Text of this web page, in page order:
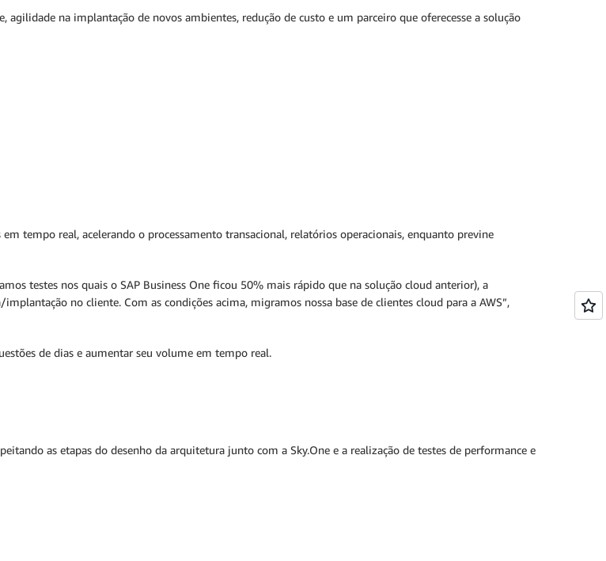
na implantação de novos ambientes, redução de custo e um parceiro que oferecesse a solução
tempo real, acelerando o processamento transacional, relatórios operacionais, enquanto previne
testes nos quais o SAP Business One ficou 50% mais rápido que na solução cloud anterior), a
no cliente. Com as condições acima, migramos nossa base de clientes cloud para a AWS”,
de dias e aumentar seu volume em tempo real.
as etapas do desenho da arquitetura junto com a Sky.One e a realização de testes de performance e